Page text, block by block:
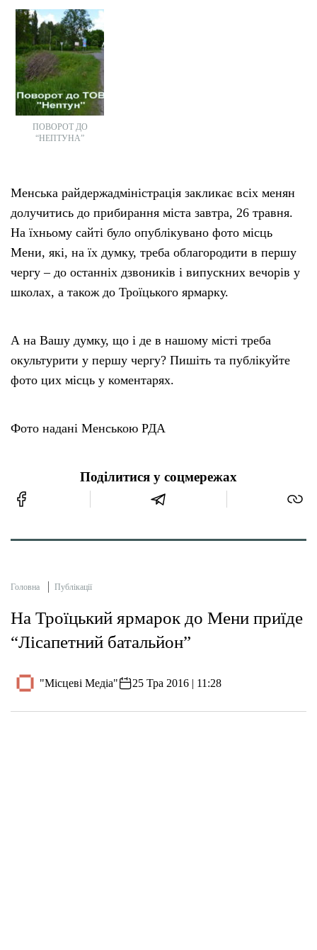
ПОВОРОТ ДО
“НЕПТУНА”
Менська райдержадміністрація закликає всіх менян
долучитись до прибирання міста завтра, 26 травня.
На їхньому сайті було опублікувано фото місць
Мени, які, на їх думку, треба облагородити в першу
чергу – до останніх дзвоників і випускних вечорів у
школах, а також до Троїцького ярмарку.
А на Вашу думку, що і де в нашому місті треба
окультурити у першу чергу? Пишіть та публікуйте
фото цих місць у коментарях.
Фото надані Менською РДА
Поділитися у соцмережах
Головна Публікації
На Троїцький ярмарок до Мени приїде
“Лісапетний батальйон”
"Місцеві Медіа" 25 Тра 2016 | 11:28